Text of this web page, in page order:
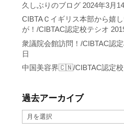
久しぶりのブログ 2024年3月
CIBTAＣイギリス本部から嬉
が！/CIBTAC認定校テシオ
衆議院会館訪問！/CIBTAC認
日
中国美容界🇨🇳/CIBTAC認定校
過去アーカイブ
過
去